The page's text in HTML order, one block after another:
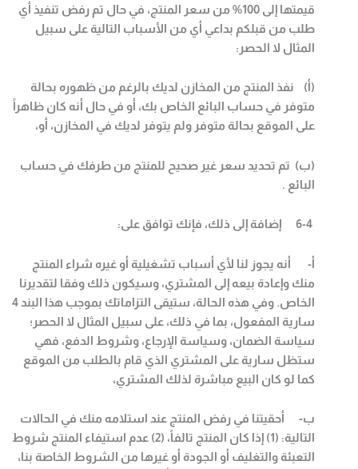
قيمتها إلى 100% من سعر المنتج، في حال تم رفض تنفيذ أي
طلب من قبلكم بداعي أي من الأسباب التالية على سبيل
المثال لا الحصر :
(أ‌) نفذ المنتج من المخازن لديك بالرغم من ظهوره بحالة
متوفر في حساب البائع الخاص بك، أو في حال أنه كان ظاهراً
على الموقع بحالة متوفر ولم يتوفر لديك في المخازن، أو،
(ب) تم تحديد سعر غير صحيح للمنتج من طرفك في حساب
البائع .
إضافة إلى ذلك، فإنك توافق على:
‌أ- أنه يجوز لنا لأي أسباب تشغيلية أو غيره شراء المنتج
منك وإعادة بيعه إلى المشتري، وسيكون ذلك وفقا لتقديرنا
الخاص. وفي هذه الحالة، ستيقى التزاماتك بموجب هذا البند 4
سارية المفعول، بما في ذلك، على سبيل المثال لا الحصر؛
سياسة الضمان، وسياسة الإرجاع، وشروط الدفع، فهي
ستظل سارية على المشتري الذي قام بالطلب من الموقع
كما لو كان البيع مباشرة لذلك المشتري،
‌ب- أحقيتنا في رفض المنتج عند استلامه منك في الحالات
التالية: (1) إذا كان المنتج تالفاً،
(2)
عدم استيفاء المنتج شروط
التعبئة والتغليف أو الجودة أو غيرها من الشروط الخاصة بنا،